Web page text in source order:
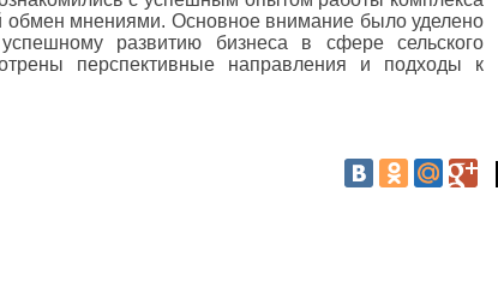
мнениями. Основное внимание было уделено
развитию бизнеса в сфере сельского
перспективные направления и подходы к